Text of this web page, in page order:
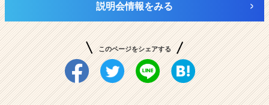
説明会情報をみる
このページをシェアする